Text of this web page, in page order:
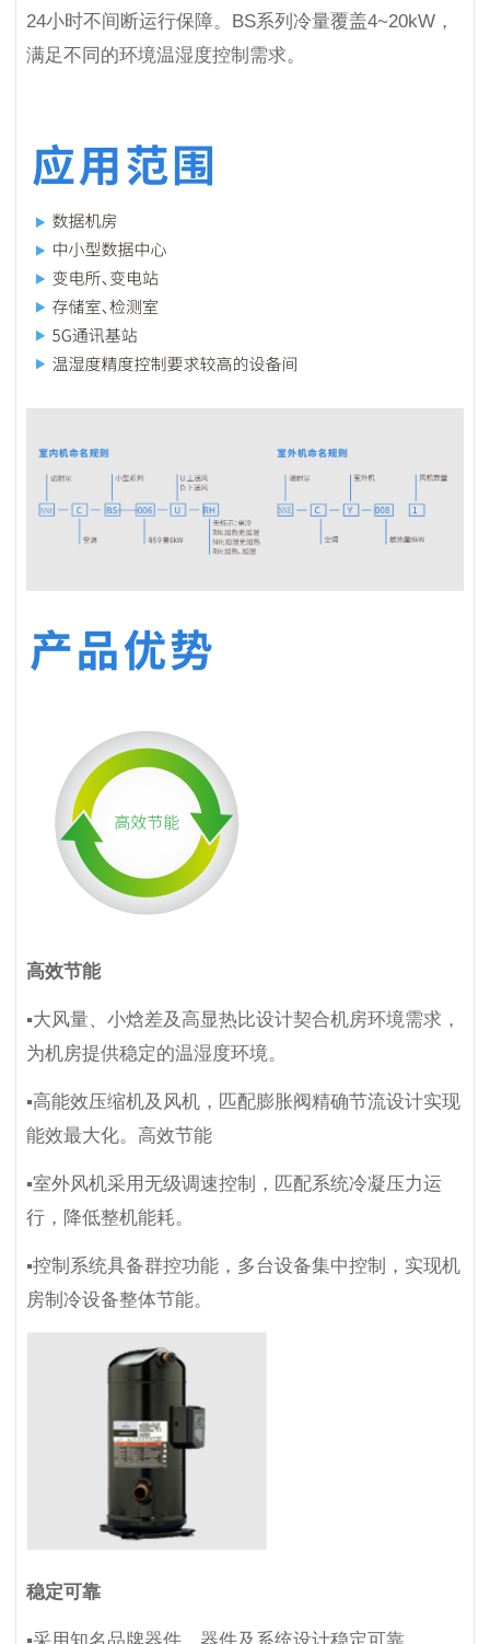
24小时不间断运行保障。BS系列冷量覆盖4~20kW，
满足不同的环境温湿度控制需求。
高效节能
▪大风量、小焓差及高显热比设计契合机房环境需求，
为机房提供稳定的温湿度环境。
▪高能效压缩机及风机，匹配膨胀阀精确节流设计实现
能效最大化。高效节能
▪室外风机采用无级调速控制，匹配系统冷凝压力运
行，降低整机能耗。
▪控制系统具备群控功能，多台设备集中控制，实现机
房制冷设备整体节能。
稳定可靠